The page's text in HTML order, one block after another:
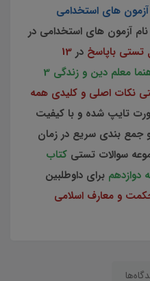
های استخدامی
آزمون های استخدامی در
تستی باپاسخ در 13
کتاب راهنما معلم دین و زندگی 3
نکات اصلی و کلیدی همه
تایپ شده و با کیفیت
جمع بندی سریع در زمان
سوالات تستی کتاب
برای داوطلبین
و معارف اسلامی